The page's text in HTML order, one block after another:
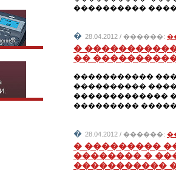
����������
� 28.04.2012 / ������:
�
��
�����������
����������
�������������
���������
� 28.04.2012 / ������:
� ���������
�������� �
�����������